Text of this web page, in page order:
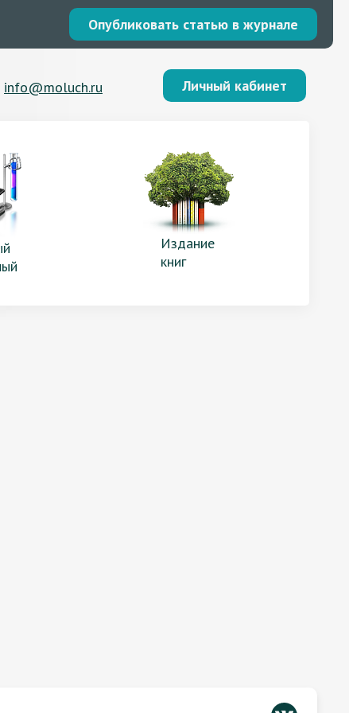
Опубликовать статью в журнале
info@moluch.ru Личный кабинет
Издание
книг